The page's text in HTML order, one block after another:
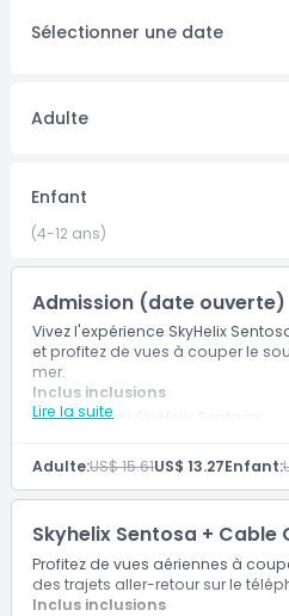
N'oubliez pas votre appareil
Inclus
Politique enfant/adulte
Non adapté pour
Politique d'annulation
Sélectionner une date
Adulte
Enfant
(4-12 ans)
Admission (date ouverte)
Vivez l'expérience SkyHelix
et profitez de vues à couper le
mer.
Lire la suite
Inclus inclusions
Entrée au SkyHelix Sentosa
Expérience de promenade
Choix d’une boisson non
Vues pittoresques de
Adulte:US$ 15.61US$ 13.27Enfant:
Skyhelix Sentosa + Cable
Profitez de vues aériennes à
des trajets aller-retour sur le
Inclus inclusions